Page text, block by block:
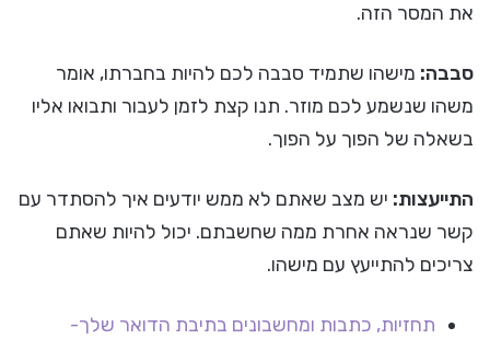
את המסר הזה.
סבבה: מישהו שתמיד סבבה לכם להיות בחברתו, אומר
משהו שנשמע לכם מוזר. תנו קצת לזמן לעבור ותבואו אליו
בשאלה של הפוך על הפוך.
התייעצות: יש מצב שאתם לא ממש יודעים איך להסתדר עם
קשר שנראה אחרת ממה שחשבתם. יכול להיות שאתם
צריכים להתייעץ עם מישהו.
תחזיות, כתבות ומחשבונים בתיבת הדואר שלך-